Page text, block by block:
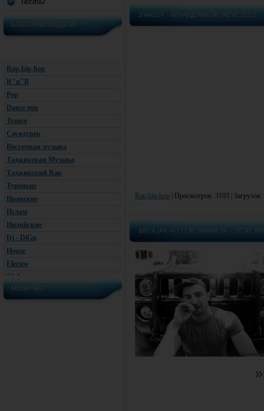
Тесты
КАТЕГОРИИ РАЗДЕЛА
Rap,hip-hop
R"n"B
Pop
Dance mix
Trance
Саундтрек
Восточная музыка
Таджикская Музыка
Таджикский Rap
Турецкие
Иранские
Ислам
Индийские
Dj - DiGu
House
Electro
Club
МИНИ-ЧАТ
SHAREEF - ЯКЧАНД МИСРА (NEW 2012)
Rap,hip-hop Просмотров: 3103 |
ВИТЯ (АК-47) FEAT. BAKHA 84 – ЭТОЙ